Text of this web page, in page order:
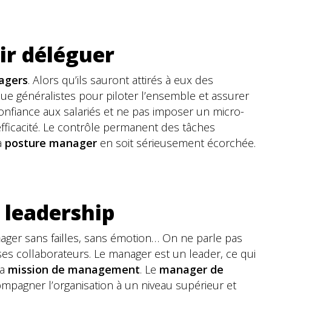
déléguer
. Alors qu’ils sauront attirés à eux des
généralistes pour piloter l’ensemble et assurer
aux salariés et ne pas imposer un micro-
Le contrôle permanent des tâches
posture manager en soit sérieusement écorchée.
sans failles, sans émotion… On ne parle pas
collaborateurs. Le manager est un leader, ce qui
mission de management. Le manager de
l’organisation à un niveau supérieur et